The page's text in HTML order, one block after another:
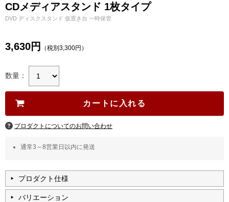
CDメディアスタンド 1枚タイプ
DVD ディスクスタンド 仮置き台 一時保管
3,630円 （税別3,300円）
数量：
プロダクトについてのお問い合わせ
通常3～8営業日以内に発送
プロダクト仕様
バリエーション